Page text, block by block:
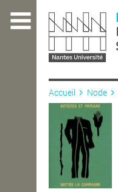
contenu
L'ÉCOLE
ENSEIGNEMENT
Accueil Node